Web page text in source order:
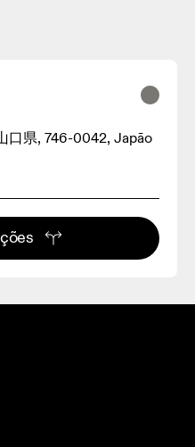
口県, 746-0042, Japão